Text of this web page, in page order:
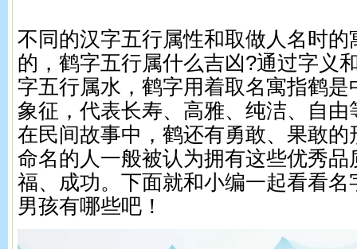
不同的汉字五行属性和取做人名时的
的，鹤字五行属什么吉凶?通过字义
字五行属水，鹤字用着取名寓指鹤是
象征，代表长寿、高雅、纯洁、自
在民间故事中，鹤还有勇敢、果敢的
命名的人一般被认为拥有这些优秀品
福、成功。下面就和小编一起看看名
男孩有哪些吧！